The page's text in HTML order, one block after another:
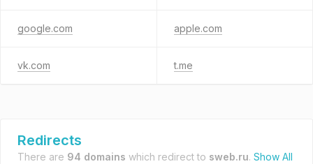
google.com apple.com
vk.com t.me
Redirects
There are 94 domains which redirect to sweb.ru. Show All